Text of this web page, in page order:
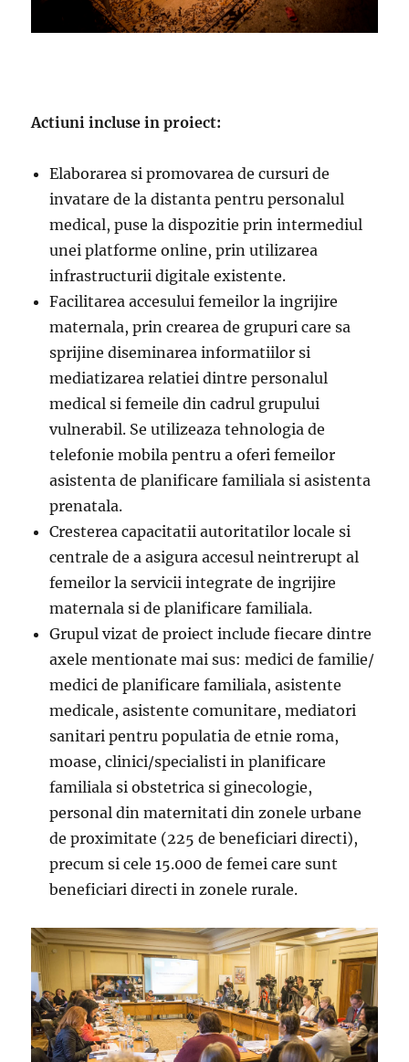
Actiuni incluse in proiect:
Elaborarea si promovarea de cursuri de
invatare de la distanta pentru personalul
medical, puse la dispozitie prin intermediul
unei platforme online, prin utilizarea
infrastructurii digitale existente.
Facilitarea accesului femeilor la ingrijire
maternala, prin crearea de grupuri care sa
sprijine diseminarea informatiilor si
mediatizarea relatiei dintre personalul
medical si femeile din cadrul grupului
vulnerabil. Se utilizeaza tehnologia de
telefonie mobila pentru a oferi femeilor
asistenta de planificare familiala si asistenta
prenatala.
Cresterea capacitatii autoritatilor locale si
centrale de a asigura accesul neintrerupt al
femeilor la servicii integrate de ingrijire
maternala si de planificare familiala.
Grupul vizat de proiect include fiecare dintre
axele mentionate mai sus: medici de familie/
medici de planificare familiala, asistente
medicale, asistente comunitare, mediatori
sanitari pentru populatia de etnie roma,
moase, clinici/specialisti in planificare
familiala si obstetrica si ginecologie,
personal din maternitati din zonele urbane
de proximitate (225 de beneficiari directi),
precum si cele 15.000 de femei care sunt
beneficiari directi in zonele rurale.